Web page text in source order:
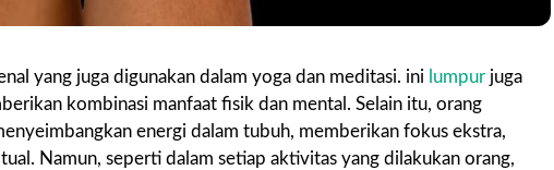
yang juga digunakan dalam yoga dan meditasi. ini lumpur juga
kombinasi manfaat fisik dan mental. Selain itu, orang
energi dalam tubuh, memberikan fokus ekstra,
Namun, seperti dalam setiap aktivitas yang dilakukan orang,